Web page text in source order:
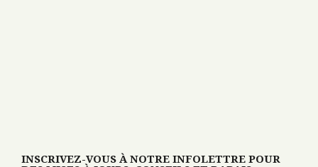
INSCRIVEZ-VOUS À NOTRE INFOLETTRE POUR